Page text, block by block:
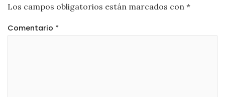
Los campos obligatorios están marcados con *
Comentario *